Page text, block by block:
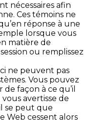
nécessaires afin
Ces témoins ne
réponse à une
lorsque vous
matière de
ou remplissez
ne peuvent pas
Vous pouvez
façon à ce qu’il
avertisse de
se peut que
Web cessent alors